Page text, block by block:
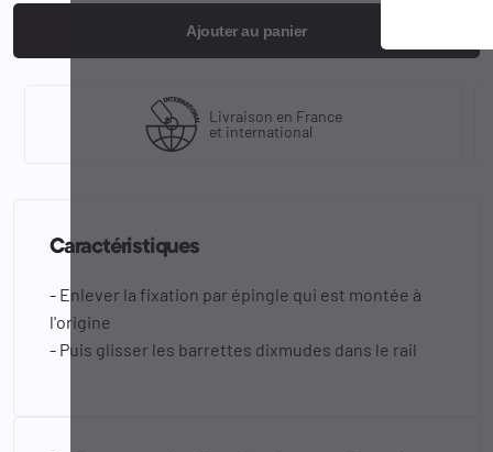
Ajouter au panier
Livraison en France
et international
Caractéristiques
- Enlever la fixation par épingle qui est montée à
l'origine
- Puis glisser les barrettes dixmudes dans le rail